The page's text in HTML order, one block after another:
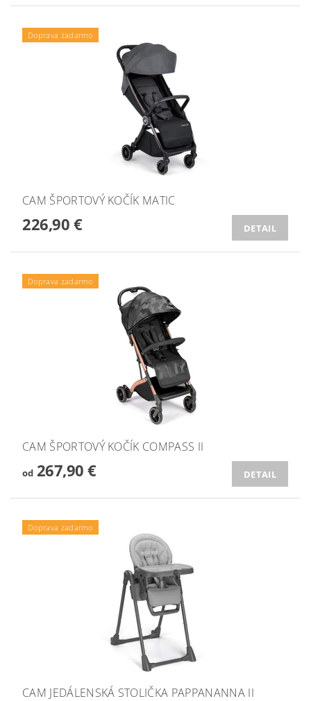
Doprava zadarmo
CAM ŠPORTOVÝ KOČÍK MATIC
226,90 € DETAIL
Doprava zadarmo
CAM ŠPORTOVÝ KOČÍK COMPASS II
od267,90 € DETAIL
Doprava zadarmo
CAM JEDÁLENSKÁ STOLIČKA PAPPANANNA II